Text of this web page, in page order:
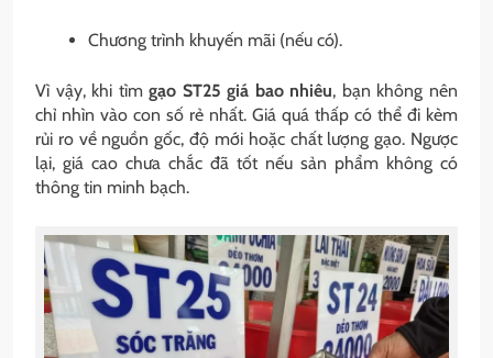
Chương trình khuyến mãi (nếu có).
Vì vậy, khi tìmgạo ST25 giá bao nhiêu, bạn không nên
chỉ nhìn vào con số rẻ nhất. Giá quá thấp có thể đi kèm
rủi ro về nguồn gốc, độ mới hoặc chất lượng gạo. Ngược
lại, giá cao chưa chắc đã tốt nếu sản phẩm không có
thông tin minh bạch.